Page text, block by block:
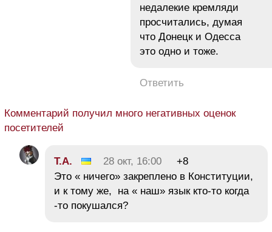
недалекие кремляди
просчитались, думая
что Донецк и Одесса
это одно и тоже.
Ответить
Комментарий получил много негативных оценок
посетителей
Т.А. 28 окт, 16:00
+8
Это « ничего» закреплено в Конституции,
и к тому же, на « наш» язык кто-то когда
-то покушался?